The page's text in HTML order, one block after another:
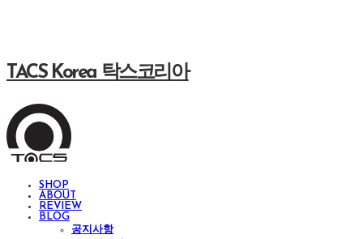
TACS Korea 탁스코리아
SHOP
ABOUT
REVIEW
BLOG
공지사항